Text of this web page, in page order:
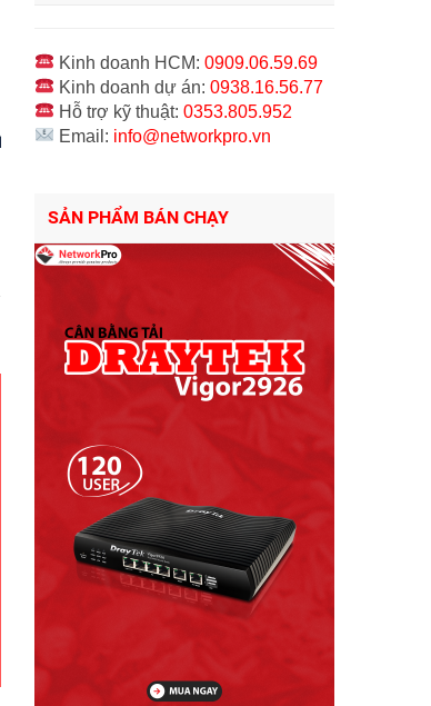
Kinh doanh HCM:0909.06.59.69
Kinh doanh dự án:0938.16.56.77
Hỗ trợ kỹ thuật:0353.805.952
Email: info@networkpro.vn
SẢN PHẨM BÁN CHẠY